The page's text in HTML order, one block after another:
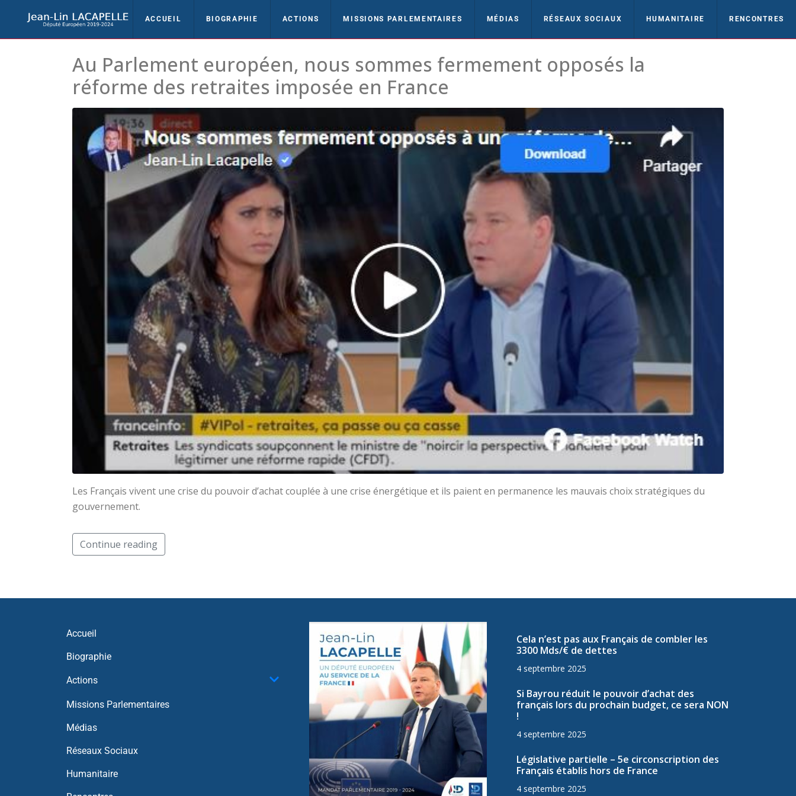
ACCUEIL BIOGRAPHIE ACTIONS MISSIONS PARLEMENTAIRES MÉDIAS RÉSEAUX SOCIAUX HUMANITAIRE RENCONTRES
Au Parlement européen, nous sommes fermement opposés la
réforme des retraites imposée en France
Les Français vivent une crise du pouvoir d’achat couplée à une crise énergétique et ils paient en permanence les mauvais choix stratégiques du
gouvernement.
Continue reading
Accueil
Biographie
Actions
Missions Parlementaires
Médias
Réseaux Sociaux
Humanitaire
Cela n’est pas aux Français de combler les
3300 Mds/€ de dettes
4 septembre 2025
Si Bayrou réduit le pouvoir d’achat des
français lors du prochain budget, ce sera NON
!
4 septembre 2025
Législative partielle – 5e circonscription des
Français établis hors de France
4 septembre 2025